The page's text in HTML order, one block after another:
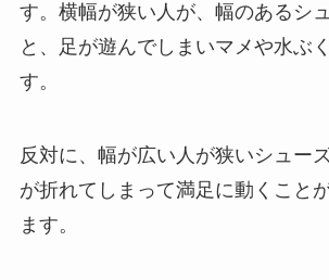
す。横幅が狭い人が、幅のあるシ
と、足が遊んでしまいマメや水ぶ
す。
反対に、幅が広い人が狭いシュー
が折れてしまって満足に動くこと
ます。